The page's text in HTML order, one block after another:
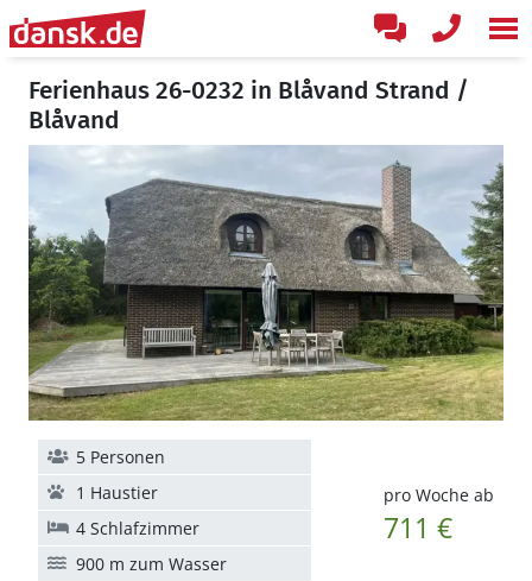
Ferienhaus 26-0232 in Blåvand Strand /
Blåvand
pro Woche ab
711 €
5 Personen
1 Haustier
4 Schlafzimmer
900 m zum Wasser